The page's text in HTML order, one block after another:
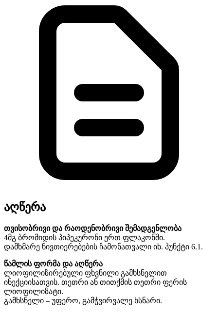
აღწერა
თვისობრივი და რაოდენობრივი შემადგენლობა
4მგ ბრომიდის პიპეკურონი ერთ ფლაკონში.
დამხმარე ნივთიერებების ჩამონათვალი იხ. პუნქტი 6.1.
წამლის ფორმა და აღწერა
ლიოფილიზირებული ფხვნილი გამხსნელით
ინექციისათვის. თეთრი ან თითქმის თეთრი ფერის
ლიოფილიზატი.
გამხსნელი – უფერო, გამჭვირვალე ხსნარი.